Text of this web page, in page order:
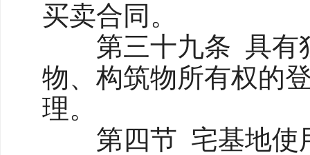
买卖合同。
第三十九条 具有独
物、构筑物所有权的
理。
第四节 宅基地使